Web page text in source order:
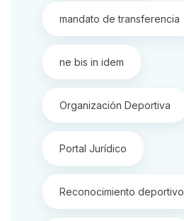
mandato de transferencia
ne bis in idem
Organización Deportiva
Portal Jurídico
Reconocimiento deportivo